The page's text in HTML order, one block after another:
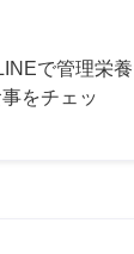
で管理栄養
をチェッ